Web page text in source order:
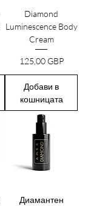
Diamond
Luminescence Body
Cream
Цена
125,00 GBP
Добави в
кошницата
Диамантен